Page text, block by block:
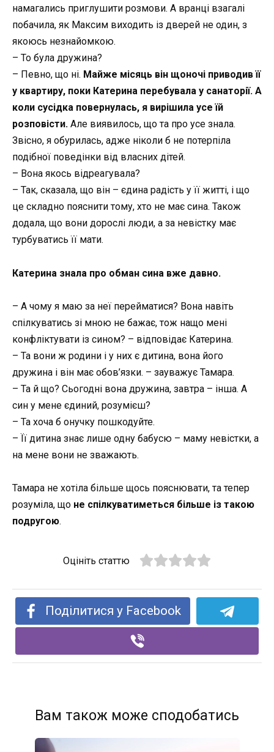
намагались приглушити розмови. А вранці взагалі
побачила, як Максим виходить із дверей не один, з
якоюсь незнайомкою.
– То була дружина?
– Певно, що ні. Майже місяць він щоночі приводив її
у квартиру, поки Катерина перебувала у санаторії. А
коли сусідка повернулась, я вирішила усе їй
розповісти. Але виявилось, що та про усе знала.
Звісно, я обурилась, адже ніколи б не потерпіла
подібної поведінки від власних дітей.
– Вона якось відреагувала?
– Так, сказала, що він – єдина радість у її житті, і що
це складно пояснити тому, хто не має сина. Також
додала, що вони дорослі люди, а за невістку має
турбуватись її мати.
Катерина знала про обман сина вже давно.
– А чому я маю за неї перейматися? Вона навіть
спілкуватись зі мною не бажає, тож нащо мені
конфліктувати із сином? – відповідає Катерина.
– Та вони ж родини і у них є дитина, вона його
дружина і він має обов’язки. – зауважує Тамара.
– Та й що? Сьогодні вона дружина, завтра – інша. А
син у мене єдиний, розумієш?
– Та хоча б онучку пошкодуйте.
– Її дитина знає лише одну бабусю – маму невістки, а
на мене вони не зважають.
Тамара не хотіла більше щось пояснювати, та тепер
розуміла, що не спілкуватиметься більше із такою
подругою.
Оцініть статтю
Поділитися у Facebook
Вам також може сподобатись